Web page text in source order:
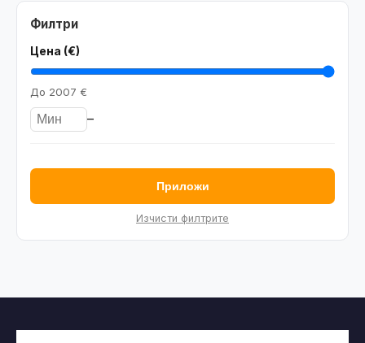
Филтри
Цена (€)
До 2007 €
–
Приложи
Изчисти филтрите